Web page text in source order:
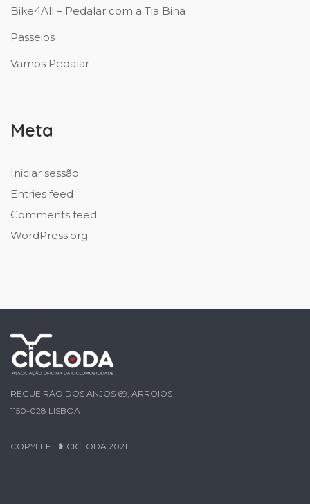
Bike4All – Pedalar com a Tia Bina
Passeios
Vamos Pedalar
Meta
Iniciar sessão
Entries feed
Comments feed
WordPress.org
REGUEIRÃO DOS ANJOS 69, ARROIOS
1150-028 LISBOA
COPYLEFT ❥ CICLODA 2021